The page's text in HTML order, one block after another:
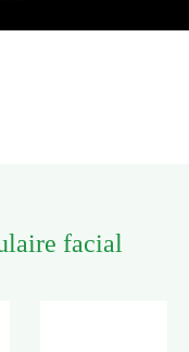
facial